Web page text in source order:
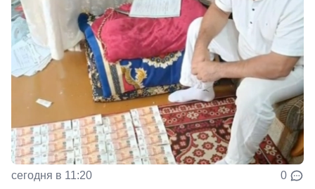
сегодня в 11:20 0